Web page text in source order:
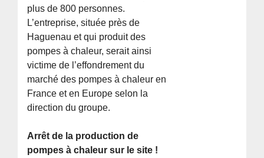
plus de 800 personnes.
L’entreprise, située près de
Haguenau et qui produit des
pompes à chaleur, serait ainsi
victime de l’effondrement du
marché des pompes à chaleur en
France et en Europe selon la
direction du groupe.
Arrêt de la production de
pompes à chaleur sur le site !